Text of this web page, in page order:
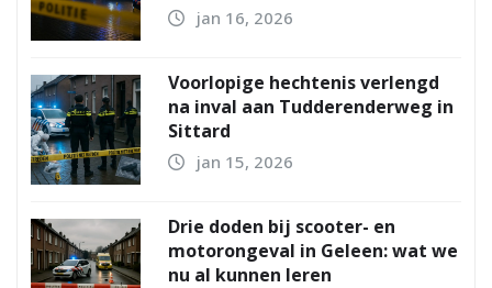
jan 16, 2026
Voorlopige hechtenis verlengd
na inval aan Tudderenderweg in
Sittard
jan 15, 2026
Drie doden bij scooter- en
motorongeval in Geleen: wat we
nu al kunnen leren